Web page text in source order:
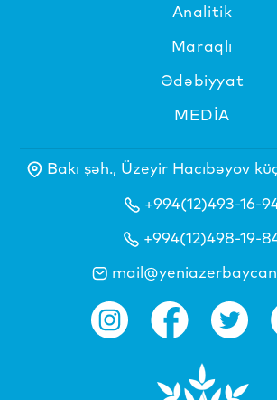
Analitik
Maraqlı
Ədəbiyyat
MEDİA
Bakı şəh., Üzeyir Hacıbəyov
+994(12)493-16-
+994(12)498-19-